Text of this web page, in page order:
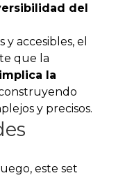
del
accesibles, el
que la
la
y precisos.
este set